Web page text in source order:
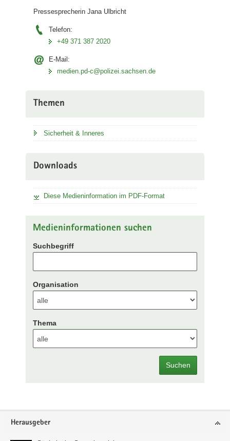
Pressesprecherin Jana Ulbricht
Telefon:
+49 371 387 2020
E-Mail:
medien.pd-c@polizei.sachsen.de
Themen
Sicherheit & Inneres
Downloads
Diese Medieninformation im PDF-Format
Medieninformationen suchen
Suchbegriff
Organisation
Thema
Suchen
Footer-
Herausgeber